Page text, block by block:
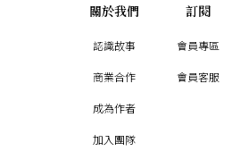
關於我們
認識故事
商業合作
成為作者
加入團隊
訂閱
會員專區
會員客服